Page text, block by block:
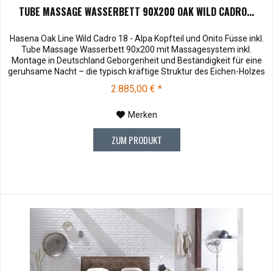
TUBE MASSAGE WASSERBETT 90X200 OAK WILD CADRO...
Hasena Oak Line Wild Cadro 18 - Alpa Kopfteil und Onito Füsse inkl.
Tube Massage Wasserbett 90x200 mit Massagesystem inkl.
Montage in Deutschland Geborgenheit und Beständigkeit für eine
geruhsame Nacht – die typisch kräftige Struktur des Eichen-Holzes
unserer Oak-Line eine starke und behagliche Aura. Dieses...
2.885,00 € *
Merken
ZUM PRODUKT